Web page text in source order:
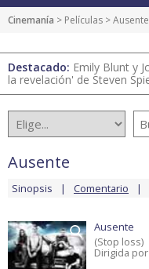
Cinemanía > Películas >Ausente
Destacado: Emily Blunt y
la revelación' de Steven
Ausente
Sinopsis Comentario
Ausente
(Stop loss)
Dirigida por